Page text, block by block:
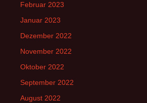
Februar 2023
Januar 2023
Dezember 2022
November 2022
Oktober 2022
September 2022
August 2022